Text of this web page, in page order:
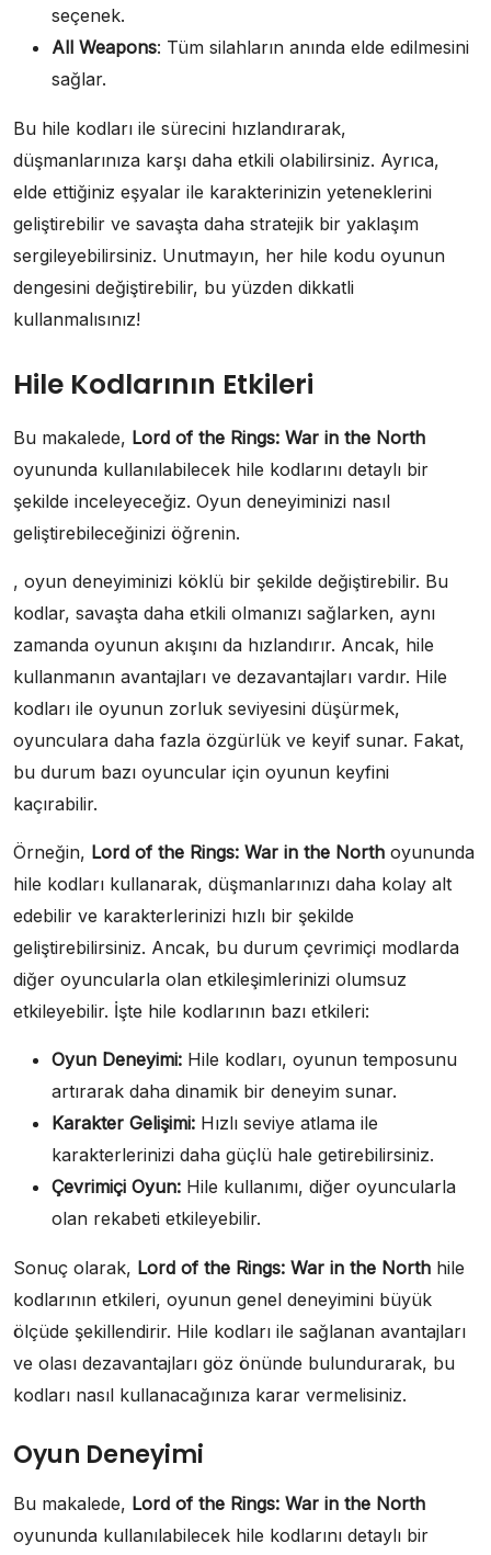
seçenek.
All Weapons: Tüm silahların anında elde edilmesini
sağlar.
Bu hile kodları ile sürecini hızlandırarak,
düşmanlarınıza karşı daha etkili olabilirsiniz. Ayrıca,
elde ettiğiniz eşyalar ile karakterinizin yeteneklerini
geliştirebilir ve savaşta daha stratejik bir yaklaşım
sergileyebilirsiniz. Unutmayın, her hile kodu oyunun
dengesini değiştirebilir, bu yüzden dikkatli
kullanmalısınız!
Hile Kodlarının Etkileri
Bu makalede, Lord of the Rings: War in the North
oyununda kullanılabilecek hile kodlarını detaylı bir
şekilde inceleyeceğiz. Oyun deneyiminizi nasıl
geliştirebileceğinizi öğrenin.
, oyun deneyiminizi köklü bir şekilde değiştirebilir. Bu
kodlar, savaşta daha etkili olmanızı sağlarken, aynı
zamanda oyunun akışını da hızlandırır. Ancak, hile
kullanmanın avantajları ve dezavantajları vardır. Hile
kodları ile oyunun zorluk seviyesini düşürmek,
oyunculara daha fazla özgürlük ve keyif sunar. Fakat,
bu durum bazı oyuncular için oyunun keyfini
kaçırabilir.
Örneğin, Lord of the Rings: War in the North oyununda
hile kodları kullanarak, düşmanlarınızı daha kolay alt
edebilir ve karakterlerinizi hızlı bir şekilde
geliştirebilirsiniz. Ancak, bu durum çevrimiçi modlarda
diğer oyuncularla olan etkileşimlerinizi olumsuz
etkileyebilir. İşte hile kodlarının bazı etkileri:
Oyun Deneyimi: Hile kodları, oyunun temposunu
artırarak daha dinamik bir deneyim sunar.
Karakter Gelişimi: Hızlı seviye atlama ile
karakterlerinizi daha güçlü hale getirebilirsiniz.
Çevrimiçi Oyun: Hile kullanımı, diğer oyuncularla
olan rekabeti etkileyebilir.
Sonuç olarak, Lord of the Rings: War in the North hile
kodlarının etkileri, oyunun genel deneyimini büyük
ölçüde şekillendirir. Hile kodları ile sağlanan avantajları
ve olası dezavantajları göz önünde bulundurarak, bu
kodları nasıl kullanacağınıza karar vermelisiniz.
Oyun Deneyimi
Bu makalede, Lord of the Rings: War in the North
oyununda kullanılabilecek hile kodlarını detaylı bir